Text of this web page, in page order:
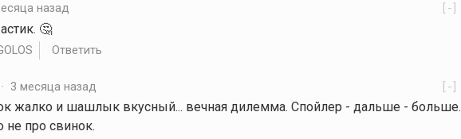
[-]
назад
🤔
Ответить
[-]
· 3 месяца назад
жалко и шашлык вкусный... вечная дилемма. Спойлер - дальше - больше.
не про свинок.